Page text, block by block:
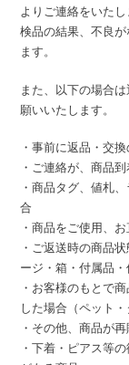
よりご連絡をいたし
検品の結果、不良
ます。
また、以下の場合
願いいたします。
・事前に返品・交
・ご連絡が、商品
・商品タグ、値札
合
・商品をご使用、
・ご返送時の商品
ージ・箱・付属品・
・お客様のもとで
した場合（ペット・
・その他、商品が
・下着・ピアス等